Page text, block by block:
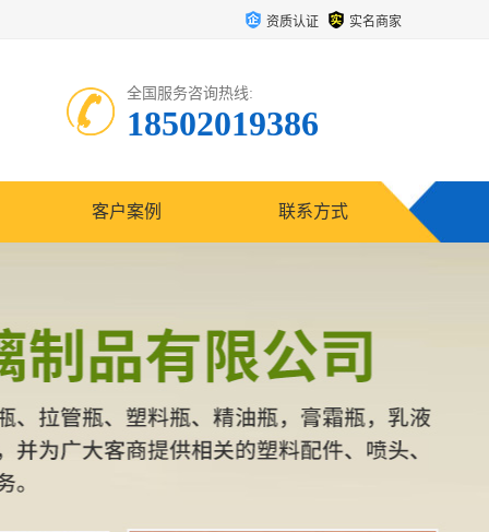
资质认证 实名商家
全国服务咨询热线:
18502019386
客户案例 联系方式